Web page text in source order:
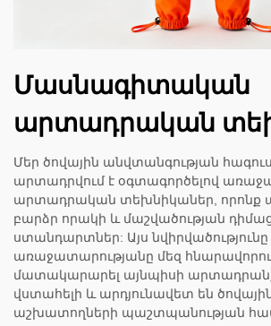
Մասնագիտական
արտադրական
Մեր ծովային անվտանգության
արտադրվում է օգտագործելով
արտադրական տեխնիկաներ, որոնք
բարձր որակի և մաշվածության
ստանդարտներ: Այս նվիրվածությունը
առաջատարությանը մեզ
մատակարարել այնպիսի
վստահելի և արդյունավետ են
աշխատողների պաշտպանության